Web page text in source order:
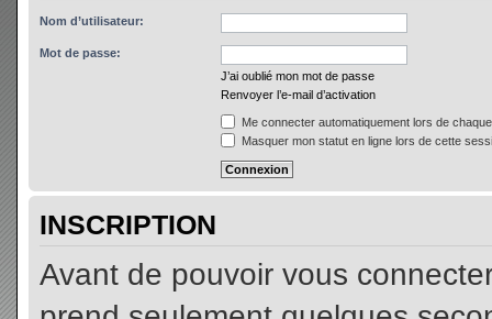
Nom d’utilisateur:
Mot de passe:
J’ai oublié mon mot de passe
Renvoyer l’e-mail d’activation
Me connecter automatiquement lors de
Masquer mon statut en ligne lors de cette
INSCRIPTION
Avant de pouvoir vous